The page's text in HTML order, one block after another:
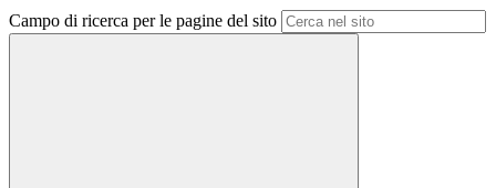
Campo di ricerca per le pagine del sito